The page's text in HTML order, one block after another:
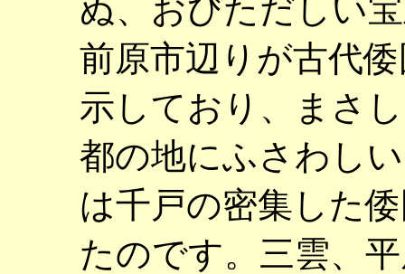
ぬ、おびただしい
前原市辺りが古代
示しており、まさ
都の地にふさわし
は千戸の密集した
たのです。三雲、